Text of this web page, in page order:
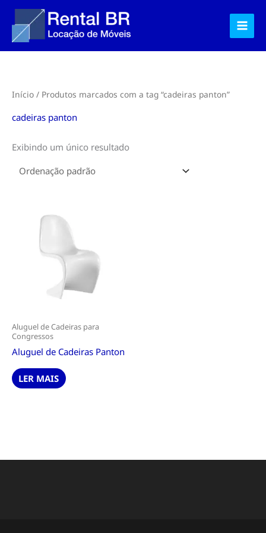
para
conteúdo
Início / Produtos marcados com a tag “cadeiras panton”
cadeiras panton
Exibindo um único resultado
Aluguel de Cadeiras para
Congressos
Aluguel de Cadeiras Panton
LER MAIS